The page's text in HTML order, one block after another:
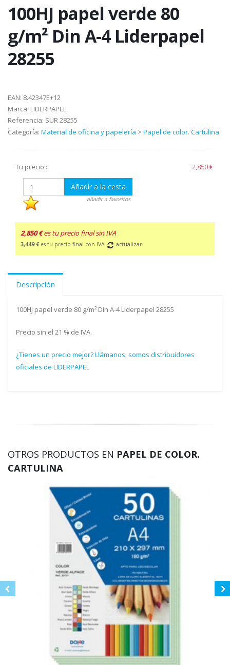
100HJ papel verde 80
g/m² Din A-4 Liderpapel
28255
EAN: 8.42347E+12
Marca: LIDERPAPEL
Referencia: SUR 28255
Categoría: Material de oficina y papelería > Papel de color. Cartulina
Tu precio : 2,850 €
Añadir a la cesta
añadir a favoritos
2,850 € es tu precio final sin IVA
3,449 € es tu precio final con IVA actualizar
Descripción
100HJ papel verde 80 g/m² Din A-4 Liderpapel 28255
Precio sin el 21 % de IVA.
¿Tienes un precio mejor? Llámanos, somos distribuidores
oficiales de LIDERPAPEL
OTROS PRODUCTOS EN PAPEL DE COLOR.
CARTULINA